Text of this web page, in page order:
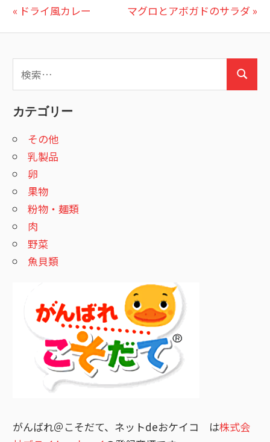
投
稿
ナ
ビ
ゲ
ー
シ
ョ
ン
前
稿:
ドライ風カレー
次
稿:
マグロとアボガドのサラダ
索:
検
カテゴリー
その他
乳製品
卵
果物
粉物・麺類
肉
野菜
魚貝類
がんばれ＠こそだて、ネットdeおケイコ は株式会